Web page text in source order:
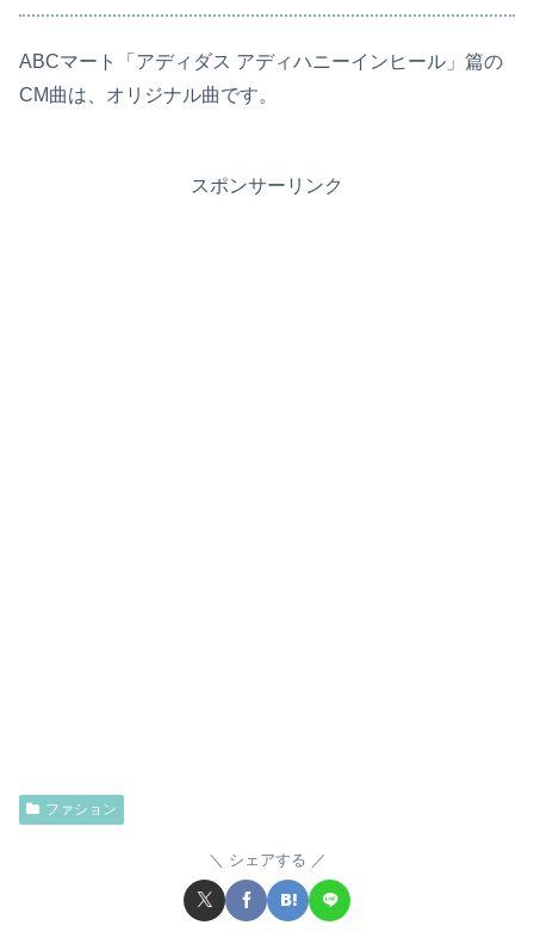
ABCマート「アディダス アディハニーインヒール」篇の
CM曲は、オリジナル曲です。
スポンサーリンク
ファション
シェアする